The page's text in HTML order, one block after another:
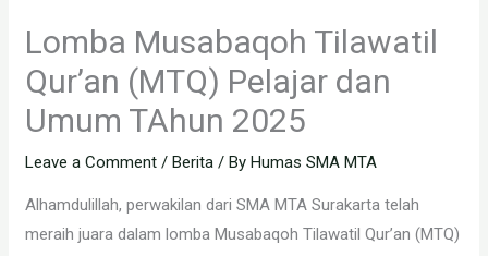
Lomba Musabaqoh Tilawatil
Qur’an (MTQ) Pelajar dan
Umum TAhun 2025
Leave a Comment /Berita / ByHumas SMA MTA
Alhamdulillah, perwakilan dari SMA MTA Surakarta telah
meraih juara dalam lomba Musabaqoh Tilawatil Qur’an (MTQ)